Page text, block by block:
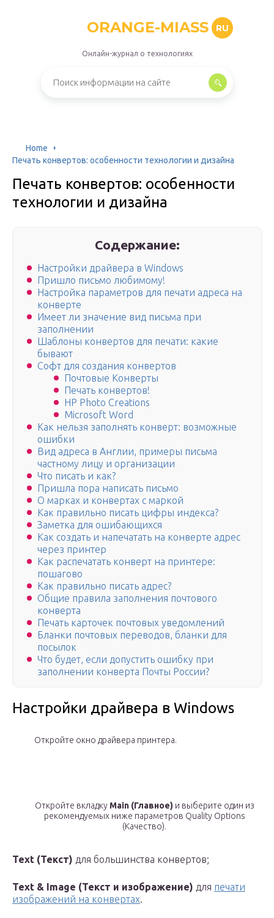
ORANGE-MIASS RU
Онлайн-журнал о технологиях
Home
Печать конвертов: особенности технологии и дизайна
Печать конвертов: особенности
технологии и дизайна
Содержание:
Настройки драйвера в Windows
Пришло письмо любимому!
Настройка параметров для печати адреса на
конверте
Имеет ли значение вид письма при
заполнении
Шаблоны конвертов для печати: какие
бывают
Софт для создания конвертов
Почтовые Конверты
Печать конвертов!
HP Photo Creations
Microsoft Word
Как нельзя заполнять конверт: возможные
ошибки
Вид адреса в Англии, примеры письма
частному лицу и организации
Что писать и как?
Пришла пора написать письмо
О марках и конвертах с маркой
Как правильно писать цифры индекса?
Заметка для ошибающихся
Как создать и напечатать на конверте адрес
через принтер
Как распечатать конверт на принтере:
пошагово
Как правильно писать адрес?
Общие правила заполнения почтового
конверта
Печать карточек почтовых уведомлений
Бланки почтовых переводов, бланки для
посылок
Что будет, если допустить ошибку при
заполнении конверта Почты России?
Настройки драйвера в Windows
Откройте окно драйвера принтера.
Откройте вкладку Main (Главное) и выберите один из
рекомендуемых ниже параметров Quality Options
(Качество).
Text (Текст) для большинства конвертов;
Text & Image (Текст и изображение) для печати
изображений на конвертах.